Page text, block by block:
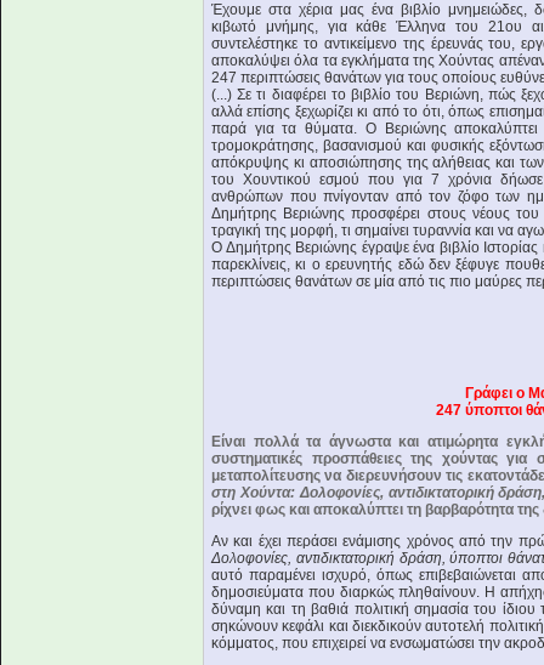
Έχουμε στα χέρια μας ένα βιβλίο μνημειώδες,
κιβωτό μνήμης, για κάθε Έλληνα του 21ου
συντελέστηκε το αντικείμενο της έρευνάς του,
αποκαλύψει όλα τα εγκλήματα της Χούντας
247 περιπτώσεις θανάτων για τους οποίους
(...) Σε τι διαφέρει το βιβλίο του Βεριώνη, πώς
αλλά επίσης ξεχωρίζει κι από το ότι, όπως
παρά για τα θύματα. Ο Βεριώνης
τρομοκράτησης, βασανισμού και φυσικής
απόκρυψης κι αποσιώπησης της αλήθειας και
του Χουντικού εσμού που για 7 χρόνια δήωσε
ανθρώπων που πνίγονταν από τον ζόφο των
Δημήτρης Βεριώνης προσφέρει στους νέους
τραγική της μορφή, τι σημαίνει τυραννία και να
Ο Δημήτρης Βεριώνης έγραψε ένα βιβλίο Ιστορίας
παρεκλίνεις, κι ο ερευνητής εδώ δεν ξέφυγε
περιπτώσεις θανάτων σε μία από τις πιο μαύρες
Γράφει ο
247 ύποπτοι
Είναι πολλά τα άγνωστα και ατιμώρητα
συστηματικές προσπάθειες της χούντας
μεταπολίτευσης να διερευνήσουν τις
στη Χούντα: Δολοφονίες, αντιδικτατορική
ρίχνει φως και αποκαλύπτει τη βαρβαρότητα της
Αν και έχει περάσει ενάμισης χρόνος από την
Δολοφονίες, αντιδικτατορική δράση, ύποπτοι
αυτό παραμένει ισχυρό, όπως επιβεβαιώνεται
δημοσιεύματα που διαρκώς πληθαίνουν. Η
δύναμη και τη βαθιά πολιτική σημασία του
σηκώνουν κεφάλι και διεκδικούν αυτοτελή
κόμματος, που επιχειρεί να ενσωματώσει την